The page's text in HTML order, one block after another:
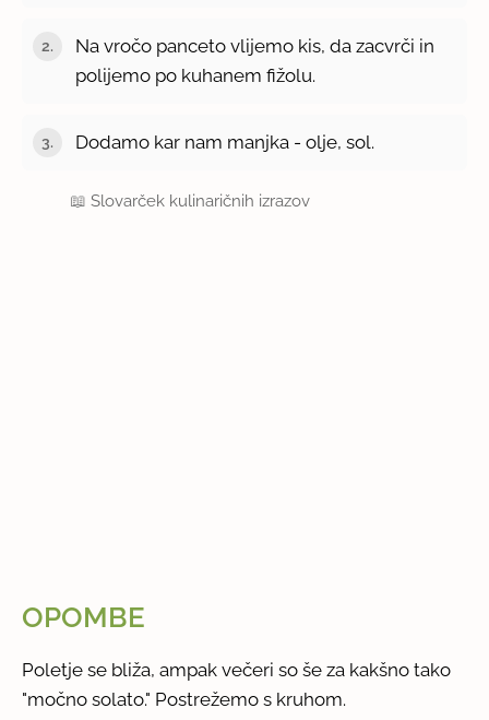
Na vročo panceto vlijemo kis, da zacvrči in
polijemo po kuhanem fižolu.
Dodamo kar nam manjka - olje, sol.
📖Slovarček kulinaričnih izrazov
OPOMBE
Poletje se bliža, ampak večeri so še za kakšno tako
"močno solato." Postrežemo s kruhom.